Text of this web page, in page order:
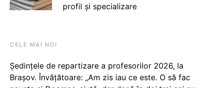
profil și specializare
CELE MAI NOI
Ședințele de repartizare a profesorilor 2026, la
Brașov. Învățătoare: „Am zis iau ce este. O să fac